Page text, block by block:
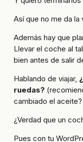
Así que no me da la
Además hay que
Llevar el coche al
bien antes de salir
Hablando de viajar,
ruedas?
cambiado el aceite?
¿Verdad que un
Pues con tu